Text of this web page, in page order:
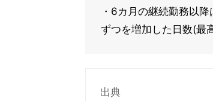
・6カ月の継続勤務以
ずつを増加した日数(最
出典